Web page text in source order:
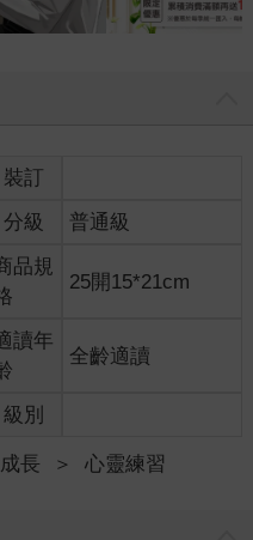
裝訂
分級 普通級
品規
25開15*21cm
讀年
全齡適讀
級別
長 ＞ 心靈練習